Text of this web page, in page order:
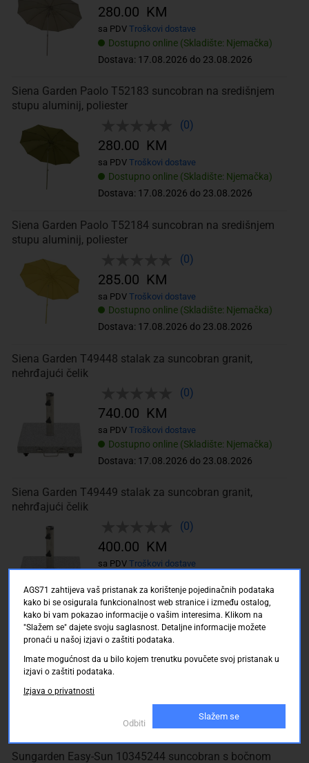
Dostupno online (Skladište: Njemačka)
Dostava: 17.08.2026 do 23.08.2026
280.00 KM
sa PDV Troškovi dostave
Siena Garden Paolo T52183 suncobran na središnjem
stupu aluminij, poliester
(0)
Dostupno online (Skladište: Njemačka)
Dostava: 17.08.2026 do 23.08.2026
280.00 KM
sa PDV Troškovi dostave
Siena Garden Paolo T52184 suncobran na središnjem
stupu aluminij, poliester
(0)
Dostupno online (Skladište: Njemačka)
Dostava: 17.08.2026 do 23.08.2026
285.00 KM
sa PDV Troškovi dostave
Siena Garden T49448 stalak za suncobran granit,
nehrđajući čelik
(0)
Dostupno online (Skladište: Njemačka)
Dostava: 17.08.2026 do 23.08.2026
740.00 KM
sa PDV Troškovi dostave
Siena Garden T49449 stalak za suncobran granit,
nehrđajući čelik
(0)
Dostava: 17.08.2026 do 23.08.2026
400.00 KM
sa PDV Troškovi dostave
Sungarden Easy-Sun 10345205 suncobran s bočnom
potporom aluminij, polipropilen
(0)
Sungarden Easy-Sun 10345244 suncobran s bočnom
AGS71 zahtijeva vaš pristanak za korištenje pojedinačnih podataka
kako bi se osigurala funkcionalnost web stranice i između ostalog,
kako bi vam pokazao informacije o vašim interesima. Klikom na
"Slažem se" dajete svoju saglasnost. Detaljne informacije možete
pronaći u našoj izjavi o zaštiti podataka.
Imate mogućnost da u bilo kojem trenutku povučete svoj pristanak u
izjavi o zaštiti podataka.
Izjava o privatnosti
Odbiti
Slažem se